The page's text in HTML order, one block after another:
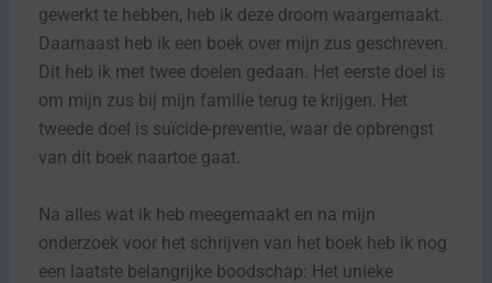
gewerkt te hebben, heb ik deze droom waargemaakt.
Daarnaast heb ik een boek over mijn zus geschreven.
Dit heb ik met twee doelen gedaan. Het eerste doel is
om mijn zus bij mijn familie terug te krijgen. Het
tweede doel is suïcide-preventie, waar de opbrengst
van dit boek naartoe gaat.
Na alles wat ik heb meegemaakt en na mijn
onderzoek voor het schrijven van het boek heb ik nog
een laatste belangrijke boodschap: Het unieke